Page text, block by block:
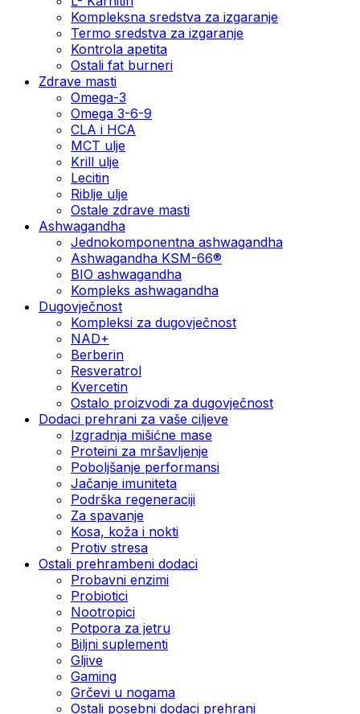
Kompleksna sredstva za izgaranje
Termo sredstva za izgaranje
Kontrola apetita
Ostali fat burneri
Zdrave masti
Omega-3
Omega 3-6-9
CLA i HCA
MCT ulje
Krill ulje
Lecitin
Riblje ulje
Ostale zdrave masti
Ashwagandha
Jednokomponentna ashwagandha
Ashwagandha KSM-66®
BIO ashwagandha
Kompleks ashwagandha
Dugovječnost
Kompleksi za dugovječnost
NAD+
Berberin
Resveratrol
Kvercetin
Ostalo proizvodi za dugovječnost
Dodaci prehrani za vaše ciljeve
Izgradnja mišićne mase
Proteini za mršavljenje
Poboljšanje performansi
Jačanje imuniteta
Podrška regeneraciji
Za spavanje
Kosa, koža i nokti
Protiv stresa
Ostali prehrambeni dodaci
Probavni enzimi
Probiotici
Nootropici
Potpora za jetru
Biljni suplementi
Gljive
Gaming
Grčevi u nogama
Ostali posebni dodaci prehrani